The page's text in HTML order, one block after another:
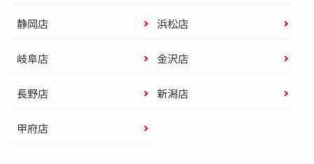
静岡店 浜松店
岐阜店 金沢店
長野店 新潟店
甲府店